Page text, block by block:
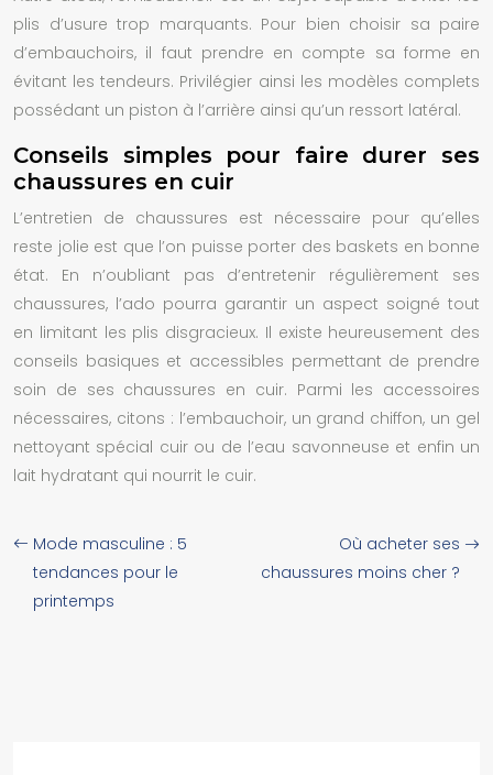
plis d’usure trop marquants. Pour bien choisir sa paire
d’embauchoirs, il faut prendre en compte sa forme en
évitant les tendeurs. Privilégier ainsi les modèles complets
possédant un piston à l’arrière ainsi qu’un ressort latéral.
Conseils simples pour faire durer ses
chaussures en cuir
L’entretien de chaussures est nécessaire pour qu’elles
reste jolie est que l’on puisse porter des baskets en bonne
état. En n’oubliant pas d’entretenir régulièrement ses
chaussures, l’ado pourra garantir un aspect soigné tout
en limitant les plis disgracieux. Il existe heureusement des
conseils basiques et accessibles permettant de prendre
soin de ses chaussures en cuir. Parmi les accessoires
nécessaires, citons : l’embauchoir, un grand chiffon, un gel
nettoyant spécial cuir ou de l’eau savonneuse et enfin un
lait hydratant qui nourrit le cuir.
Mode masculine : 5
tendances pour le
printemps
Où acheter ses
chaussures moins cher ?